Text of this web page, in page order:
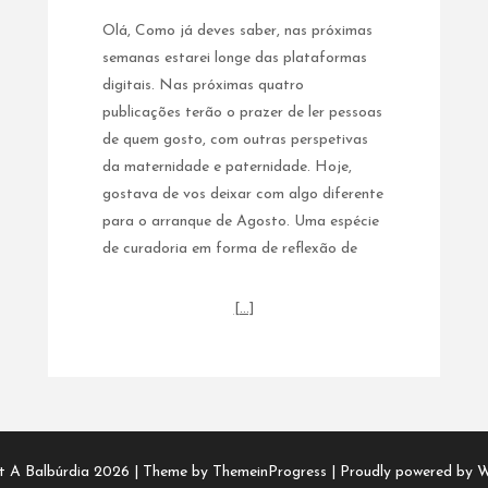
Olá, Como já deves saber, nas próximas
semanas estarei longe das plataformas
digitais. Nas próximas quatro
publicações terão o prazer de ler pessoas
de quem gosto, com outras perspetivas
da maternidade e paternidade. Hoje,
gostava de vos deixar com algo diferente
para o arranque de Agosto. Uma espécie
de curadoria em forma de reflexão de
[…]
A Balbúrdia 2026 | Theme by ThemeinProgress Proudly powered by